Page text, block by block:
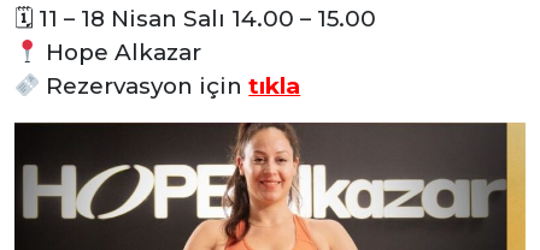
🗓 11 – 18 Nisan Salı 14.00 – 15.00
Hope Alkazar
Rezervasyon için tıkla